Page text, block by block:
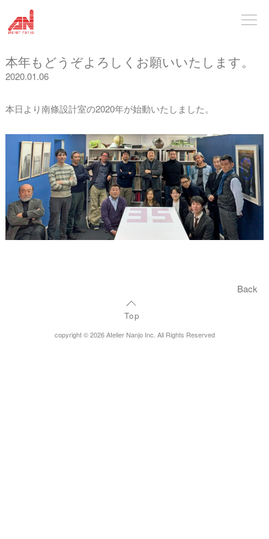
本年もどうぞよろしくお願いいたします。
2020.01.06
本日より南條設計室の2020年が始動いたしました。
Back
Top
copyright © 2026 Atelier Nanjo Inc. All Rights Reserved